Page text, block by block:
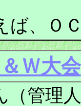
ば、Ｏ
Ｗ大会
（管理